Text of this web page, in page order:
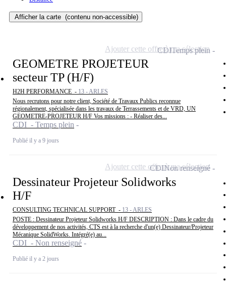
Afficher la carte (contenu non-accessible)
GEOMETRE PROJETEUR
secteur TP (H/F)
H2H PERFORMANCE - 13 - ARLES
Nous recrutons pour notre client, Société de Travaux Publics reconnue
régionalement, spécialisée dans les travaux de Terrassements et de VRD, UN
GEOMETRE-PROJETEUR H/F Vos missions : - Réaliser des...
CDI - Temps plein
Publié il y a 9 jours
CDITemps plein
Ajouter cette offre à ma sélection
Dessinateur Projeteur Solidworks
H/F
CONSULTING TECHNICAL SUPPORT - 13 - ARLES
POSTE : Dessinateur Projeteur Solidworks H/F DESCRIPTION : Dans le cadre du
développement de nos activités, CTS est à la recherche d'un(e) Dessinateur/Projeteur
Mécanique SolidWorks. Intégré(e) au...
CDI - Non renseigné
Publié il y a 2 jours
CDINon renseigné
Ajouter cette offre à ma sélection